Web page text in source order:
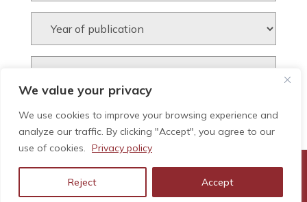
We value your privacy
We use cookies to improve your browsing experience and
analyze our traffic. By clicking "Accept", you agree to our
use of cookies. Privacy policy
Reject Accept
© GEHC - Tots els drets reservats